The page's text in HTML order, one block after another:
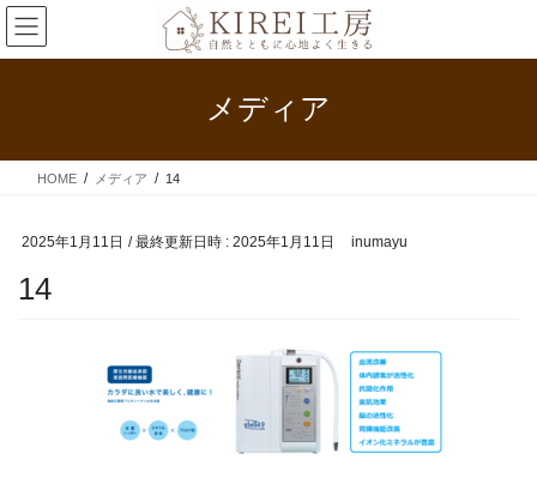
コ
ン
テ
ス
ナ
ビ
ゲ
ン
メディア
HOME メディア 14
2025年1月11日 / 最終更新日時 : 2025年1月11日 inumayu
14